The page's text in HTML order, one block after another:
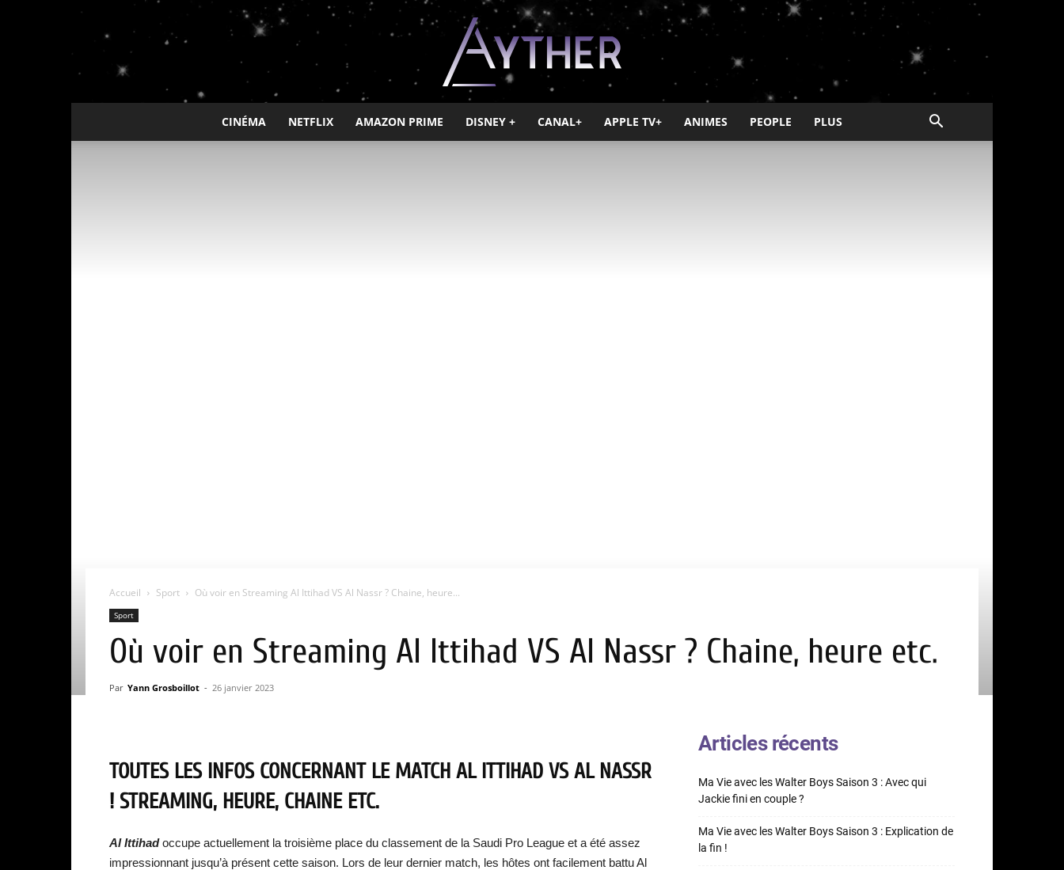
Ayther
CINÉMA NETFLIX AMAZON PRIME DISNEY + CANAL+ APPLE TV+ ANIMES PEOPLE PLUS
Accueil Sport Où voir en Streaming Al Ittihad VS Al Nassr ? Chaine, heure...
Sport
Où voir en Streaming Al Ittihad VS Al Nassr ? Chaine, heure etc.
Par Yann Grosboillot - 26 janvier 2023
TOUTES LES INFOS CONCERNANT LE MATCH AL ITTIHAD VS AL NASSR
! STREAMING, HEURE, CHAINE ETC.
Al Ittihadoccupe actuellement la troisième place du classement de la Saudi Pro League et a été assez
impressionnant jusqu’à présent cette saison. Lors de leur dernier match, les hôtes ont facilement battu Al
Articles récents
Ma Vie avec les Walter Boys Saison 3 : Avec qui
Jackie fini en couple ?
Ma Vie avec les Walter Boys Saison 3 : Explication de
la fin !